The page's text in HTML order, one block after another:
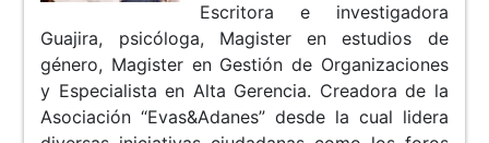
Escritora e investigadora
Guajira, psicóloga, Magister en estudios de
género, Magister en Gestión de Organizaciones
y Especialista en Alta Gerencia. Creadora de la
Asociación “Evas&Adanes” desde la cual lidera